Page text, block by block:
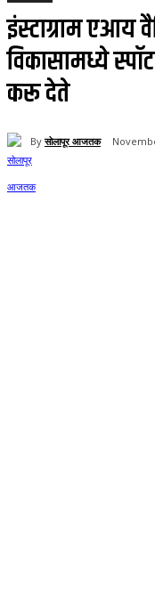
इंस्टाग्राम एआय
विकासामध्ये
करू देते
By सोलापूर आजतक